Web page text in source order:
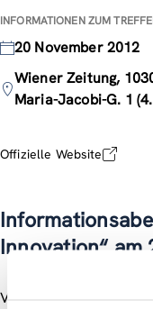
INFORMATIONEN ZUM
20 November 2012
Wiener Zeitung,
Maria-Jacobi-G. 1
Offizielle Website
Innovation“ am
Vor dem Hintergrund